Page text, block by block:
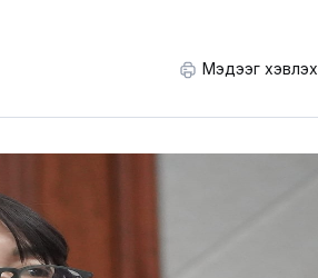
Мэдээг хэвлэх